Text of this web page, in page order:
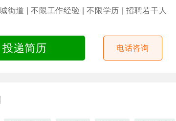
街道 | 不限工作经验 | 不限学历 | 招聘若干人
投递简历 电话咨询